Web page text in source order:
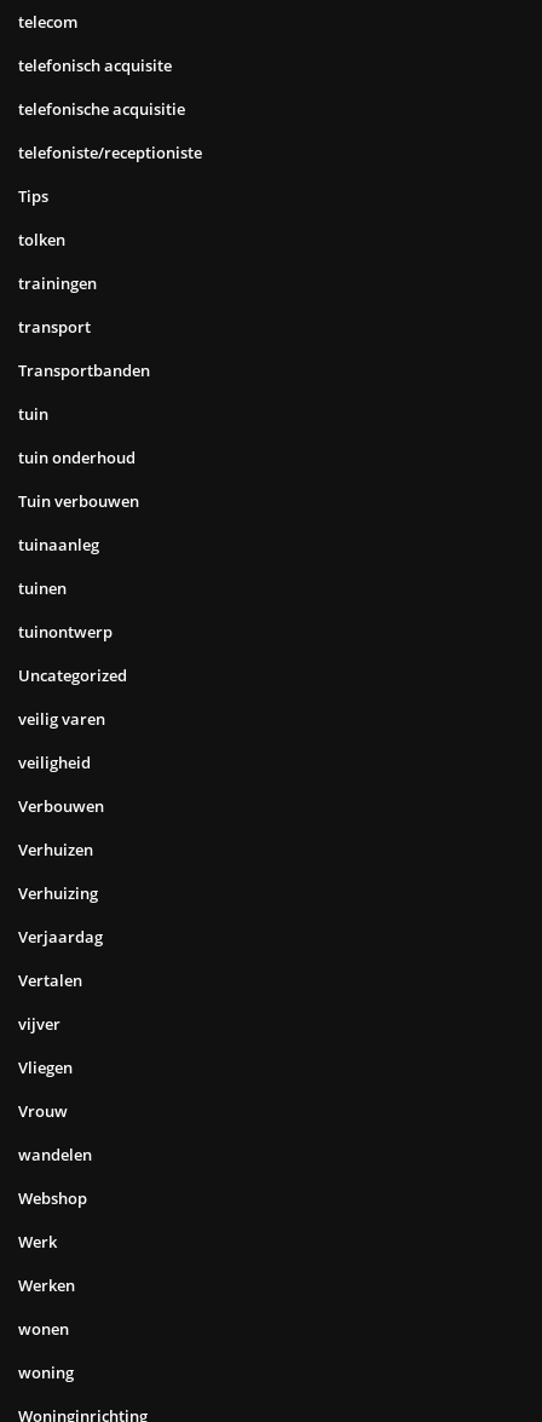
telecom
telefonisch acquisite
telefonische acquisitie
telefoniste/receptioniste
Tips
tolken
trainingen
transport
Transportbanden
tuin
tuin onderhoud
Tuin verbouwen
tuinaanleg
tuinen
tuinontwerp
Uncategorized
veilig varen
veiligheid
Verbouwen
Verhuizen
Verhuizing
Verjaardag
Vertalen
vijver
Vliegen
Vrouw
wandelen
Webshop
Werk
Werken
wonen
woning
Woninginrichting